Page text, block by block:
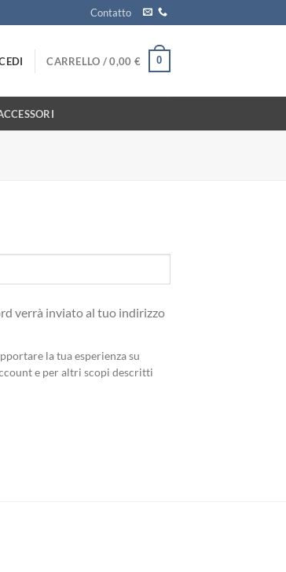
Contatto
CARRELLO /0,00 € 0
verrà inviato al tuo indirizzo
la tua esperienza su
e per altri scopi descritti